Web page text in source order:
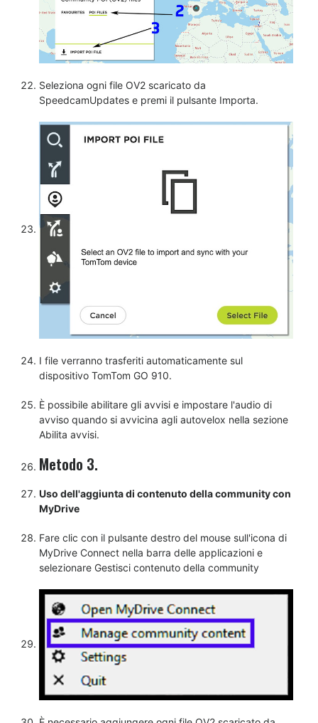
Seleziona ogni file OV2 scaricato da
SpeedcamUpdates e premi il pulsante Importa.
I file verranno trasferiti automaticamente sul
dispositivo TomTom GO 910.
È possibile abilitare gli avvisi e impostare l'audio di
avviso quando si avvicina agli autovelox nella sezione
Abilita avvisi.
Metodo 3.
Uso dell'aggiunta di contenuto della community con
MyDrive
Fare clic con il pulsante destro del mouse sull'icona di
MyDrive Connect nella barra delle applicazioni e
selezionare Gestisci contenuto della community